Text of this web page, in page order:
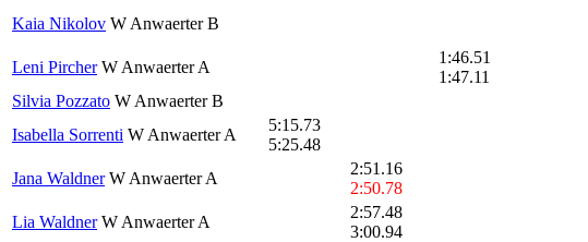
Kaia Nikolov W Anwaerter B
Leni PircherW Anwaerter A
1:46.51
1:47.11
Silvia Pozzato W Anwaerter B
Isabella Sorrenti W Anwaerter A
5:15.73
5:25.48
Jana WaldnerW Anwaerter A
2:51.16
2:50.78
Lia WaldnerW Anwaerter A
2:57.48
3:00.94